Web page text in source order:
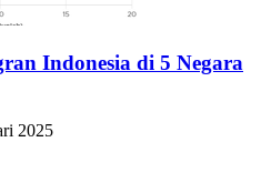
Indonesia di 5 Negara
2025